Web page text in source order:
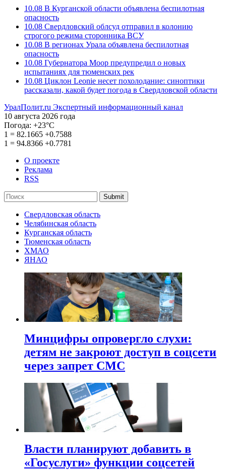
10.08 В Курганской области объявлена беспилотная
опасность
10.08 Свердловский облсуд отправил в колонию
строгого режима сторонника ВСУ
10.08 В регионах Урала объявлена беспилотная
опасность
10.08 Губернатора Моор предупредил о новых
испытаниях для тюменских рек
10.08 Циклон Leonie несет похолодание: синоптики
рассказали, какой будет погода в Свердловской области
УралПолит.ru Экспертный информационный канал
10 августа 2026 года
Погода: +23°С
1 = 82.1665 +0.7588
1 = 94.8366 +0.7781
О проекте
Реклама
RSS
Submit
Свердловская область
Челябинская область
Курганская область
Тюменская область
ХМАО
ЯНАО
Минцифры опровергло слухи:
детям не закроют доступ в соцсети
через запрет СМС
Власти планируют добавить в
«Госуслуги» функции соцсетей